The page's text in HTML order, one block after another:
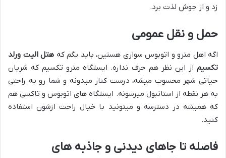
زد و از جوش لذت برد.
حمل و نقل عمومی
اگه اهل مترو و اتوبوس سواری هستین، باید بگم که هتل الیت ورلد
تکسیم از این نظر هم حرف نداره. ایستگاه مترو تکسیم که شریان
حیاتی شهر محسوب میشه، درست کنار میدونه و شما رو به راحتی
به هر نقطه از استانبول میرسونه. ایستگاه های اتوبوس و تاکسی هم
که همیشه در دسترسه و میتونید با خیال راحت ازشون استفاده
کنید.
فاصله تا جاهای دیدنی و جاذبه های